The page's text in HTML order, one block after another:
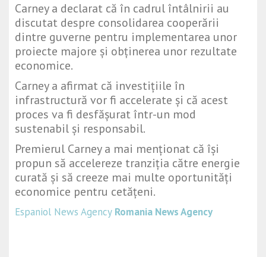
Carney a declarat că în cadrul întâlnirii au
discutat despre consolidarea cooperării
dintre guverne pentru implementarea unor
proiecte majore și obținerea unor rezultate
economice.
Carney a afirmat că investițiile în
infrastructură vor fi accelerate și că acest
proces va fi desfășurat într-un mod
sustenabil și responsabil.
Premierul Carney a mai menționat că își
propun să accelereze tranziția către energie
curată și să creeze mai multe oportunități
economice pentru cetățeni.
Espaniol News Agency Romania News Agency